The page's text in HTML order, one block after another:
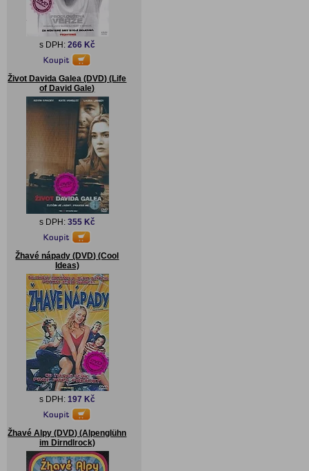
s DPH: 266 Kč
Život Davida Galea (DVD) (Life
of David Gale)
s DPH: 355 Kč
Žhavé nápady (DVD) (Cool
Ideas)
s DPH: 197 Kč
Žhavé Alpy (DVD) (Alpenglühn
im Dirndlrock)